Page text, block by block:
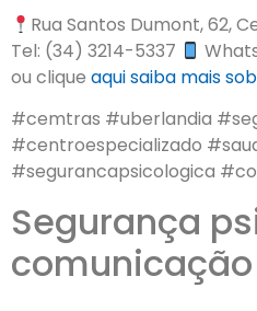
Rua Santos Dumont, 62,
Tel: (34) 3214-5337
ou clique aquisaiba mais
#cemtras #uberlandia
#centroespecializado
#segurancapsicologica
Segurança